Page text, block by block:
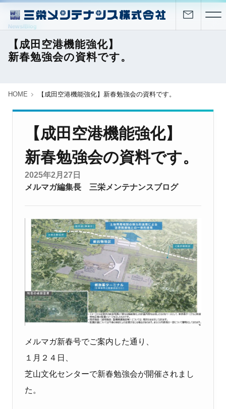
News/Blog
【成田空港機能強化】
新春勉強会の資料です。
HOME 【成田空港機能強化】新春勉強会の資料です。
【成田空港機能強化】
新春勉強会の資料です。
2025年2月27日
メルマガ編集長
三栄メンテナンスブログ
メルマガ新春号でご案内した通り、
１月２４日、
芝山文化センターで新春勉強会が開催されまし
た。